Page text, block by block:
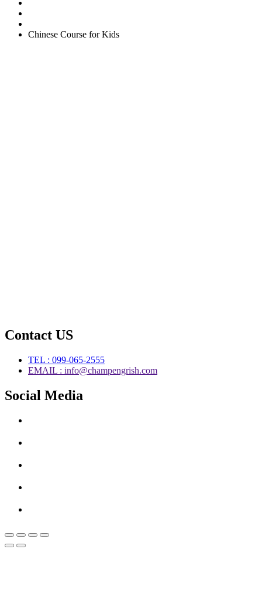
Chinese Course for Kids
Contact US
TEL : 099-065-2555
EMAIL : info@champengrish.com
Social Media